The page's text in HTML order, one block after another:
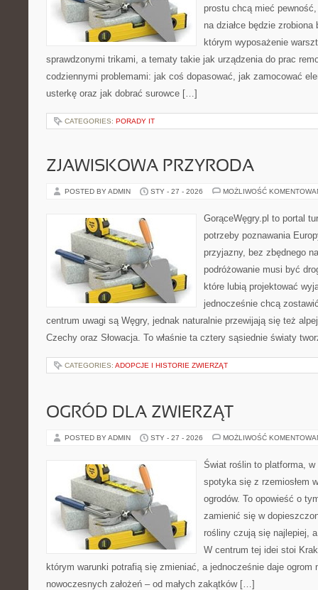
prostu chcą mieć
na działce będzie
którym wyposażenie
sprawdzonymi trikami, a tematy takie jak urządzenia do prac
codziennymi problemami: jak coś dopasować, jak zamocować
usterkę oraz jak dobrać surowce […]
CATEGORIES: PORADY IT
ZJAWISKOWA PRZYRODA
POSTED BY ADMIN STY - 27 - 2026 MOŻLIWOŚĆ
GorąceWęgry.pl to portal
potrzeby poznawania
przyjazny, bez zbędnego
podróżowanie musi być
które lubią projektować
jednocześnie chcą
centrum uwagi są Węgry, jednak naturalnie przewijają się też
Czechy oraz Słowacja. To właśnie ta cztery sąsiednie światy
CATEGORIES: ADOPCJE I HISTORIE ZWIERZĄT
OGRÓD DLA ZWIERZĄT
POSTED BY ADMIN STY - 27 - 2026 MOŻLIWOŚĆ
Świat roślin to platforma, w
spotyka się z rzemiosłem
ogrodów. To opowieść o
zamienić się w
rośliny czują się najlepiej,
W centrum tej idei stoi
którym warunki potrafią się zmieniać, a jednocześnie daje ogrom
nowoczesnych założeń – od małych zakątków […]